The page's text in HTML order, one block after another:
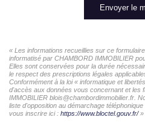
Envoyer le
« Les informations recueillies sur ce
informatisé par CHAMBORD IMMOBILIER
Elles sont conservées pour la durée
le respect des prescriptions légales
Conformément à la loi « informatique et
d'accès aux données vous concernant et les
IMMOBILIER blois@chambordimmobilier.fr.
liste d'opposition au démarchage
vous inscrire ici : https://www.bloctel.gouv.fr/»